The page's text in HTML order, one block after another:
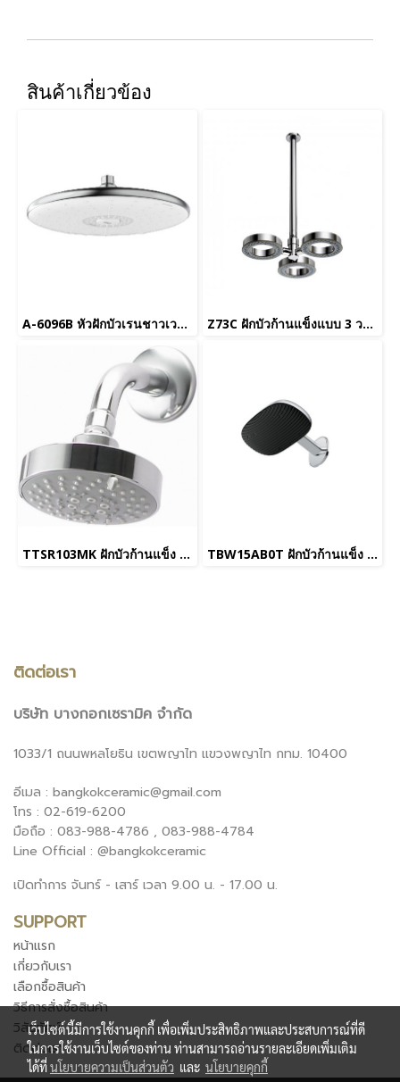
สินค้าเกี่ยวข้อง
A-6096B หัวฝักบัวเรนชาวเวอร์แบบกลม ขนาด 300 มม. รุ่น RAINCLICK CLEANSEPLUS (ไม่รวมก้านฝักบัว) Z73C ฝักบัวก้านแข็งแบบ 3 วง ชนิดติดเพดาน
TTSR103MK ฝักบัวก้านแข็ง 5 ฟังก์ชั่น รุ่น REI-S (ยกเลิกการขาย) TBW15AB0T ฝักบัวก้านแข็ง 1 ฟังก์ชัน (ชนิดติดผนัง)
ติดต่อเรา
บริษัท บางกอกเซรามิค จำกัด
1033/1 ถนนพหลโยธิน เขตพญาไท แขวงพญาไท กทม. 10400
อีเมล : bangkokceramic@gmail.com
โทร : 02-619-6200
มือถือ : 083-988-4786 , 083-988-4784
Line Official : @bangkokceramic
เปิดทำการ จันทร์ - เสาร์ เวลา 9.00 น. - 17.00 น.
SUPPORT
หน้าแรก
เกี่ยวกับเรา
เลือกซื้อสินค้า
วิธีการสั่งซื้อสินค้า
วิสัยทัศน์
ติดต่อเรา
เว็บไซต์นี้มีการใช้งานคุกกี้ เพื่อเพิ่มประสิทธิภาพและประสบการณ์ที่ดี
ในการใช้งานเว็บไซต์ของท่าน ท่านสามารถอ่านรายละเอียดเพิ่มเติม
ได้ที่นโยบายความเป็นส่วนตัว และ นโยบายคุกกี้